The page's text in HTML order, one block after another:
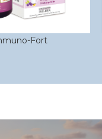
Vitamines B